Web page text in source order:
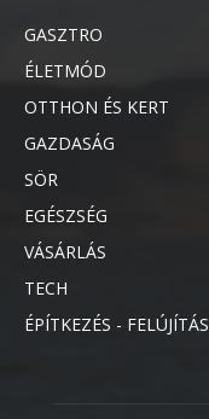
GASZTRO
ÉLETMÓD
OTTHON ÉS KERT
GAZDASÁG
SÖR
EGÉSZSÉG
VÁSÁRLÁS
TECH
ÉPÍTKEZÉS - FELÚJÍTÁS